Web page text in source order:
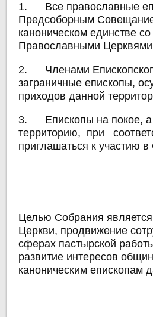
1. Все православные
Предсоборным
каноническом единстве
Православными
2. Членами
заграничные епископы,
приходов данной
3. Епископы на покое, а
территорию, при
приглашаться к участию
Целью Собрания
Церкви, продвижение
сферах пастырской
развитие интересов
каноническим епископам